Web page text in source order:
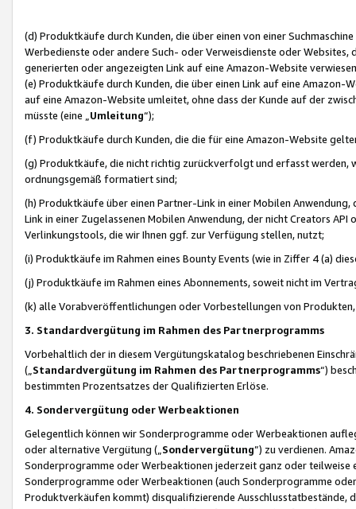
(d) Produktkäufe durch Kunden, die über einen von einer
Werbedienste oder andere Such- oder Verweisdienste oder Websites,
generierten oder angezeigten Link auf eine Amazon-Website
(e) Produktkäufe durch Kunden, die über einen Link auf eine
auf eine Amazon-Website umleitet, ohne dass der Kunde auf der
müsste (eine „ Umleitung“);
(f) Produktkäufe durch Kunden, die die für eine Amazon-Website
(g) Produktkäufe, die nicht richtig zurückverfolgt und erfasst werden,
ordnungsgemäß formatiert sind;
(h) Produktkäufe über einen Partner-Link in einer Mobilen
Link in einer Zugelassenen Mobilen Anwendung, der nicht Creators
Verlinkungstools, die wir Ihnen ggf. zur Verfügung stellen, nutzt;
(i) Produktkäufe im Rahmen eines Bounty Events (wie in Ziffer 4 (a)
(j) Produktkäufe im Rahmen eines Abonnements, soweit nicht im
(k) alle Vorabveröffentlichungen oder Vorbestellungen von
3. Standardvergütung im Rahmen des Partnerprogramms
Vorbehaltlich der in diesem Vergütungskatalog beschriebenen
(„ Standardvergütung im Rahmen des Partnerprogramms“)
bestimmten Prozentsatzes der Qualifizierten Erlöse.
4. Sondervergütung oder Werbeaktionen
Gelegentlich können wir Sonderprogramme oder Werbeaktionen
oder alternative Vergütung („ Sondervergütung”) zu verdienen.
Sonderprogramme oder Werbeaktionen jederzeit ganz oder
Sonderprogramme oder Werbeaktionen (auch Sonderprogramme
Produktverkäufen kommt) disqualifizierende Ausschlusstatbestände,